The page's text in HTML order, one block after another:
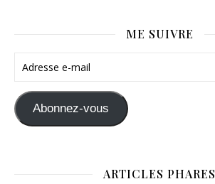
ME SUIVRE
Adresse e-mail
Abonnez-vous
ARTICLES PHARES